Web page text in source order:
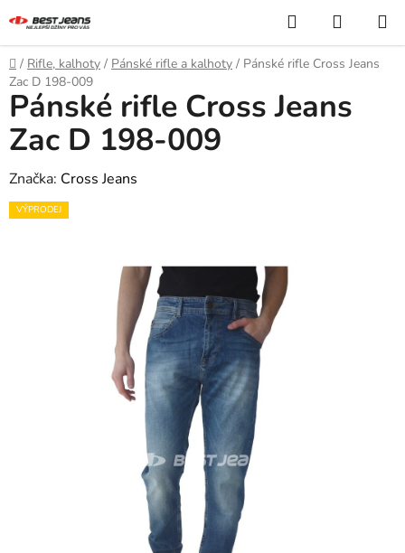
na
obsah
Hledat
KOŠÍK
Domů
/ Rifle, kalhoty / Pánské rifle a kalhoty / Pánské rifle Cross Jeans
Zac D 198-009
Pánské rifle Cross Jeans
Zac D 198-009
Značka: Cross Jeans
VÝPRODEJ